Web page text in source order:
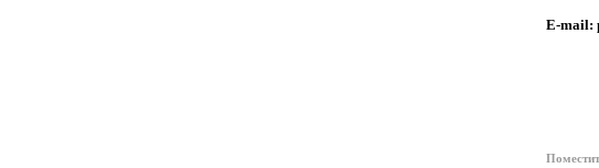
E-mail: